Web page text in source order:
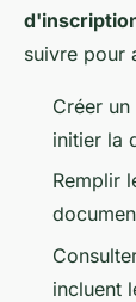
suivre pour
Créer
initier la
Remplir
incluent